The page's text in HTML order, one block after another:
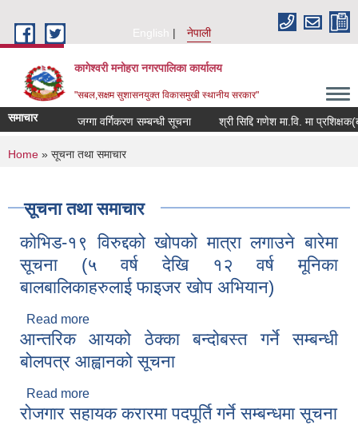
English
नेपाली
कागेश्वरी मनोहरा नगरपालिका कार्यालय
"सबल,सक्षम सुशासनयुक्त विकासमुखी स्थानीय सरकार"
समाचार जग्गा वर्गिकरण सम्बन्धी सूचना श्री सिद्दि गणेश मा.वि. मा प्रशिक्षक(बाली
You are here
Home » सूचना तथा समाचार
सूचना तथा समाचार
कोभिड-१९ विरुद्दको खोपको मात्रा लगाउने बारेमा
सूचना (५ वर्ष देखि १२ वर्ष मूनिका
बालबालिकाहरुलाई फाइजर खोप अभियान)
Read more
सूचना (५ वर्ष देखि १२ वर्ष मूनिका बालबालिकाहरुलाई
फाइजर खोप अभियान)
आन्तरिक आयको ठेक्का बन्दोबस्त गर्ने सम्बन्धी
बोलपत्र आह्वानको सूचना
Read more
बोलपत्र आह्वानको सूचना
रोजगार सहायक करारमा पदपूर्ति गर्ने सम्बन्धमा सूचना